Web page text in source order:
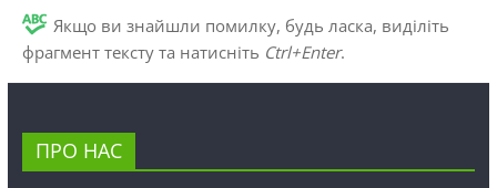
Якщо ви знайшли помилку, будь ласка, виділіть
фрагмент тексту та натисніть Ctrl+Enter.
ПРО НАС